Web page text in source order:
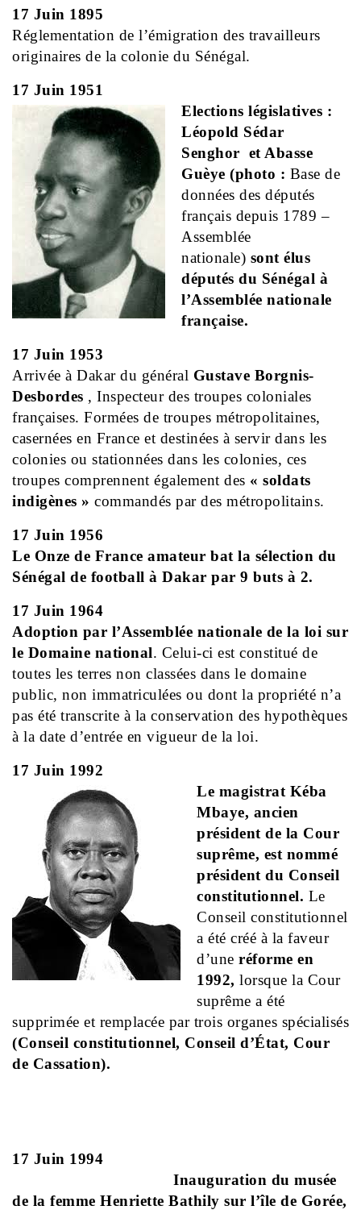
17 Juin 1895
Réglementation de l’émigration des travailleurs
originaires de la colonie du Sénégal.
17 Juin 1951
Elections législatives :
Léopold Sédar
Senghor et Abasse
Guèye (photo : Base de
données des députés
français depuis 1789 –
Assemblée
nationale) sont élus
députés du Sénégal à
l’Assemblée nationale
française.
17 Juin 1953
Arrivée à Dakar du général Gustave Borgnis-
Desbordes , Inspecteur des troupes coloniales
françaises. Formées de troupes métropolitaines,
casernées en France et destinées à servir dans les
colonies ou stationnées dans les colonies, ces
troupes comprennent également des « soldats
indigènes » commandés par des métropolitains.
17 Juin 1956
Le Onze de France amateur bat la sélection du
Sénégal de football à Dakar par 9 buts à 2.
17 Juin 1964
Adoption par l’Assemblée nationale de la loi sur
le Domaine national. Celui-ci est constitué de
toutes les terres non classées dans le domaine
public, non immatriculées ou dont la propriété n’a
pas été transcrite à la conservation des hypothèques
à la date d’entrée en vigueur de la loi.
17 Juin 1992
Le magistrat Kéba
Mbaye, ancien
président de la Cour
suprême, est nommé
président du Conseil
constitutionnel. Le
Conseil constitutionnel
a été créé à la faveur
d’une réforme en
1992, lorsque la Cour
suprême a été
supprimée et remplacée par trois organes spécialisés
(Conseil constitutionnel, Conseil d’État, Cour
de Cassation).
17 Juin 1994
Inauguration du musée
de la femme Henriette Bathily sur l’île de Gorée,